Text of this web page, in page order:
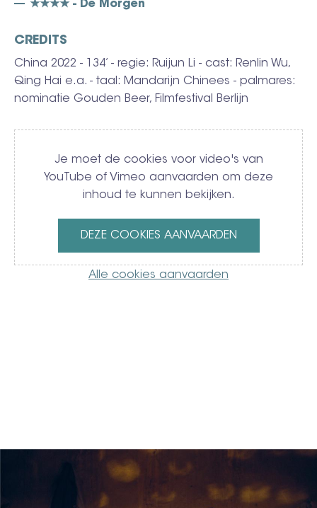
★★★★ - De Morgen
CREDITS
China 2022 - 134’ - regie: Ruijun Li - cast: Renlin Wu,
Qing Hai e.a. - taal: Mandarijn Chinees - palmares:
nominatie Gouden Beer, Filmfestival Berlijn
Video
Je moet de cookies voor video's van
YouTube of Vimeo aanvaarden om deze
inhoud te kunnen bekijken.
DEZE COOKIES AANVAARDEN
Alle cookies aanvaarden